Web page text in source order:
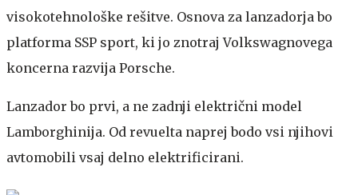
visokotehnološke rešitve. Osnova za lanzadorja bo
platforma SSP sport, ki jo znotraj Volkswagnovega
koncerna razvija Porsche.
Lanzador bo prvi, a ne zadnji električni model
Lamborghinija. Od revuelta naprej bodo vsi njihovi
avtomobili vsaj delno elektrificirani.